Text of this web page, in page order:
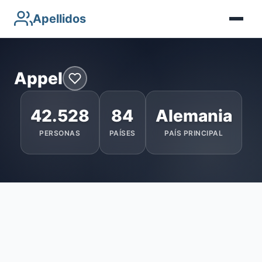
Apellidos
Appel
42.528
PERSONAS
84
PAÍSES
Alemania
PAÍS PRINCIPAL